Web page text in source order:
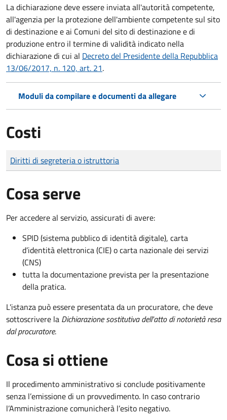
La dichiarazione deve essere inviata all'autorità competente,
all'agenzia per la protezione dell'ambiente competente sul sito
di destinazione e ai Comuni del sito di destinazione e di
produzione entro il termine di validità indicato nella
dichiarazione di cui al Decreto del Presidente della Repubblica
13/06/2017, n. 120, art. 21.
Moduli da compilare e documenti da allegare
Costi
Tipo di pagamento
Importo
Diritti di segreteria o istruttoria
Cosa serve
Per accedere al servizio, assicurati di avere:
SPID (sistema pubblico di identità digitale), carta
d’identità elettronica (CIE) o carta nazionale dei servizi
(CNS)
tutta la documentazione prevista per la presentazione
della pratica.
L'istanza può essere presentata da un procuratore, che deve
sottoscrivere la Dichiarazione sostitutiva dell'atto di notorietà resa
dal procuratore.
Cosa si ottiene
Il procedimento amministrativo si conclude positivamente
senza l’emissione di un provvedimento. In caso contrario
l’Amministrazione comunicherà l’esito negativo.